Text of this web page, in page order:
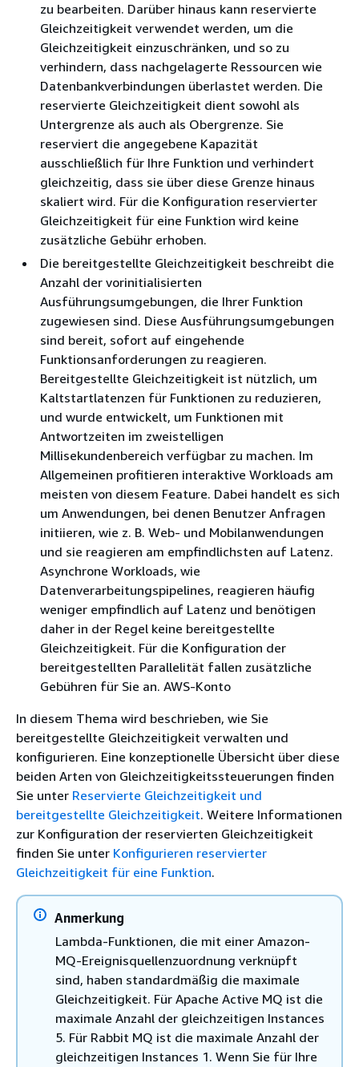
zu bearbeiten. Darüber hinaus kann reservierte
Gleichzeitigkeit verwendet werden, um die
Gleichzeitigkeit einzuschränken, und so zu
verhindern, dass nachgelagerte Ressourcen wie
Datenbankverbindungen überlastet werden. Die
reservierte Gleichzeitigkeit dient sowohl als
Untergrenze als auch als Obergrenze. Sie
reserviert die angegebene Kapazität
ausschließlich für Ihre Funktion und verhindert
gleichzeitig, dass sie über diese Grenze hinaus
skaliert wird. Für die Konfiguration reservierter
Gleichzeitigkeit für eine Funktion wird keine
zusätzliche Gebühr erhoben.
Die bereitgestellte Gleichzeitigkeit beschreibt die
Anzahl der vorinitialisierten
Ausführungsumgebungen, die Ihrer Funktion
zugewiesen sind. Diese Ausführungsumgebungen
sind bereit, sofort auf eingehende
Funktionsanforderungen zu reagieren.
Bereitgestellte Gleichzeitigkeit ist nützlich, um
Kaltstartlatenzen für Funktionen zu reduzieren,
und wurde entwickelt, um Funktionen mit
Antwortzeiten im zweistelligen
Millisekundenbereich verfügbar zu machen. Im
Allgemeinen profitieren interaktive Workloads am
meisten von diesem Feature. Dabei handelt es sich
um Anwendungen, bei denen Benutzer Anfragen
initiieren, wie z. B. Web- und Mobilanwendungen
und sie reagieren am empfindlichsten auf Latenz.
Asynchrone Workloads, wie
Datenverarbeitungspipelines, reagieren häufig
weniger empfindlich auf Latenz und benötigen
daher in der Regel keine bereitgestellte
Gleichzeitigkeit. Für die Konfiguration der
bereitgestellten Parallelität fallen zusätzliche
Gebühren für Sie an. AWS-Konto
In diesem Thema wird beschrieben, wie Sie
bereitgestellte Gleichzeitigkeit verwalten und
konfigurieren. Eine konzeptionelle Übersicht über diese
beiden Arten von Gleichzeitigkeitssteuerungen finden
Sie unter Reservierte Gleichzeitigkeit und
bereitgestellte Gleichzeitigkeit. Weitere Informationen
zur Konfiguration der reservierten Gleichzeitigkeit
finden Sie unter Konfigurieren reservierter
Gleichzeitigkeit für eine Funktion.
Anmerkung
Lambda-Funktionen, die mit einer Amazon-
MQ-Ereignisquellenzuordnung verknüpft
sind, haben standardmäßig die maximale
Gleichzeitigkeit. Für Apache Active MQ ist die
maximale Anzahl der gleichzeitigen Instances
5. Für Rabbit MQ ist die maximale Anzahl der
gleichzeitigen Instances 1. Wenn Sie für Ihre